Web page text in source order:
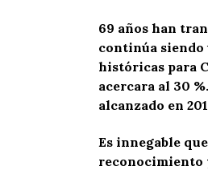
69 años han
continúa siendo
históricas para
acercara al 30
alcanzado en
Es innegable
reconocimiento